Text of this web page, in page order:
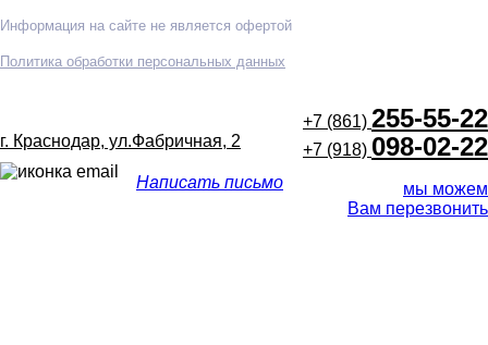
Информация на сайте не является офертой
Политика обработки персональных данных
г. Краснодар, ул.Фабричная, 2
Написать письмо
+7 (861) 255-55-22
+7 (918) 098-02-22
мы можем
Вам перезвонить